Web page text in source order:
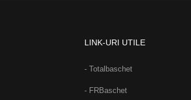
LINK-URI UTILE
- Totalbaschet
- FRBaschet